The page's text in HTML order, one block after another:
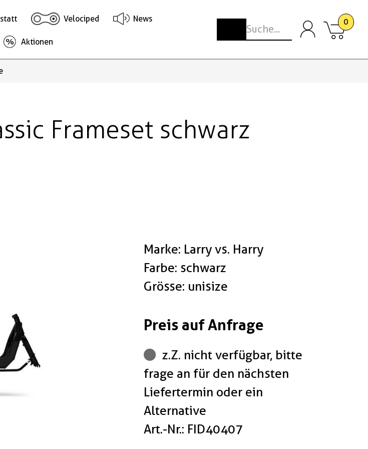
Velociped News
Aktionen
0
Frameset schwarz
Marke: Larry vs. Harry
Farbe: schwarz
Grösse: unisize
Preis auf Anfrage
z.Z. nicht verfügbar, bitte
frage an für den nächsten
Liefertermin oder ein
Alternative
Art.-Nr.: FID40407